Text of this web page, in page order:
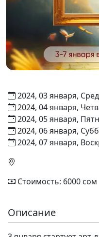
2024, 03 января,
2024, 04 января,
2024, 05 января,
2024, 06 января,
2024, 07 января,
Стоимость: 6000 сом
Описание